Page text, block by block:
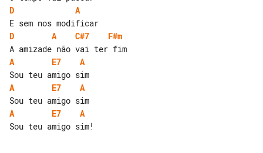
D
A
D
A C#7
F#m
A
E7
A
A
E7
A
A
E7
A